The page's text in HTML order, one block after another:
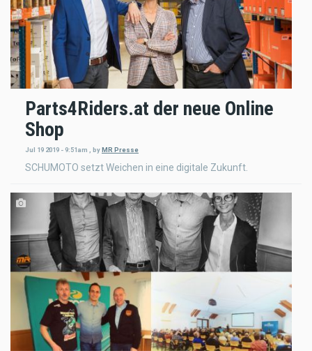
Parts4Riders.at der neue Online
Shop
Jul 19 2019 - 9:51am , byMR Presse
SCHUMOTO setzt Weichen in eine digitale Zukunft.